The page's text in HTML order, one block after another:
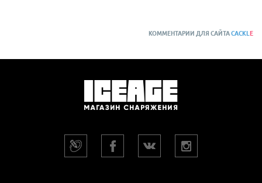
КОММЕНТАРИИ ДЛЯ САЙТАCACKL E